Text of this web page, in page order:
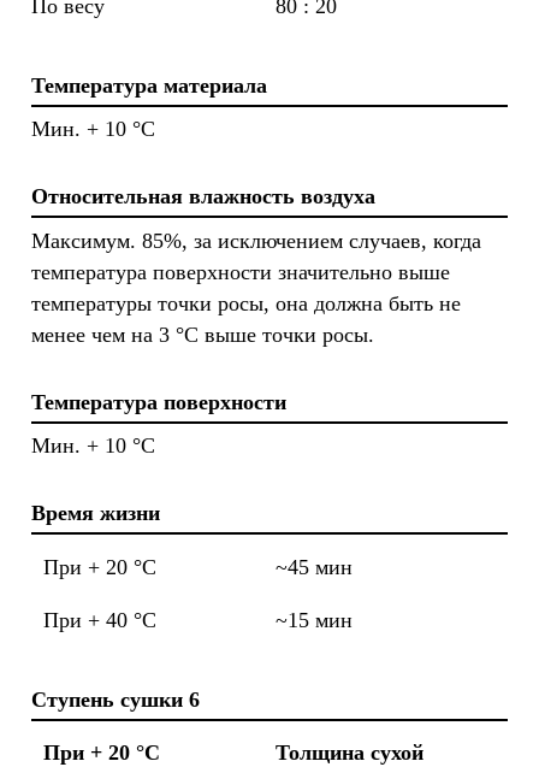
По весу 80 : 20
Температура материала
Мин. + 10 °C
Относительная влажность воздуха
Максимум. 85%, за исключением случаев, когда
температура поверхности значительно выше
температуры точки росы, она должна быть не
менее чем на 3 °C выше точки росы.
Температура поверхности
Мин. + 10 °C
Время жизни
При + 20 °C ~45 мин
При + 40 °C ~15 мин
Ступень сушки 6
При + 20 °C
Толщина сухой